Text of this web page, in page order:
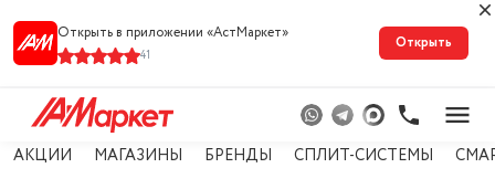
Открыть в приложении «АстМарке‪т‬»
41
Открыть
АКЦИИ МАГАЗИНЫ БРЕНДЫ СПЛИТ-СИСТЕМЫ